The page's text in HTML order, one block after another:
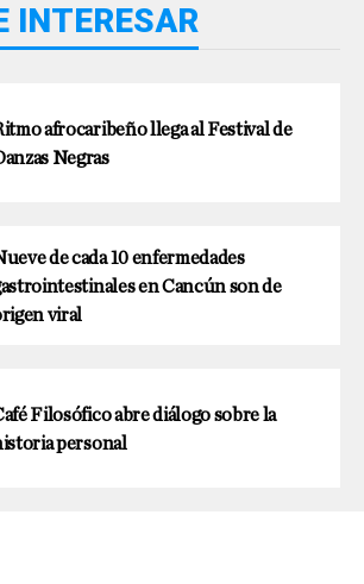
INTERESAR
afrocaribeño llega al Festival de
Negras
de cada 10 enfermedades
en Cancún son de
viral
Filosófico abre diálogo sobre la
personal